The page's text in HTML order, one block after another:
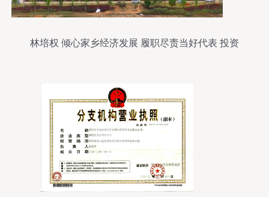
林培权 倾心家乡经济发展 履职尽责当好代表 投资